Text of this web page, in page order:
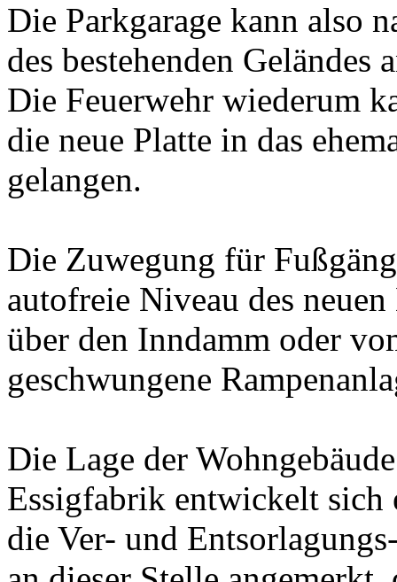
Die Parkgarage kann also
des bestehenden
Die Feuerwehr wiederum
die neue Platte in das
gelangen.
Die Zuwegung für
autofreie Niveau des
über den Inndamm oder
geschwungene
Die Lage der
Essigfabrik entwickelt sich
die Ver- und